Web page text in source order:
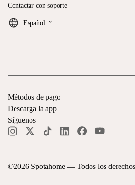
Contactar con soporte
Español keyboard_arrow_down
©2026 Spotahome — Todos los
Métodos de pago
Descarga la app
Síguenos